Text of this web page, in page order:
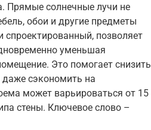
Прямые солнечные лучи не
обои и другие предметы
спроектированный, позволяет
уменьшая
Это помогает снизить
сэкономить на
может варьироваться от 15
стены. Ключевое слово –